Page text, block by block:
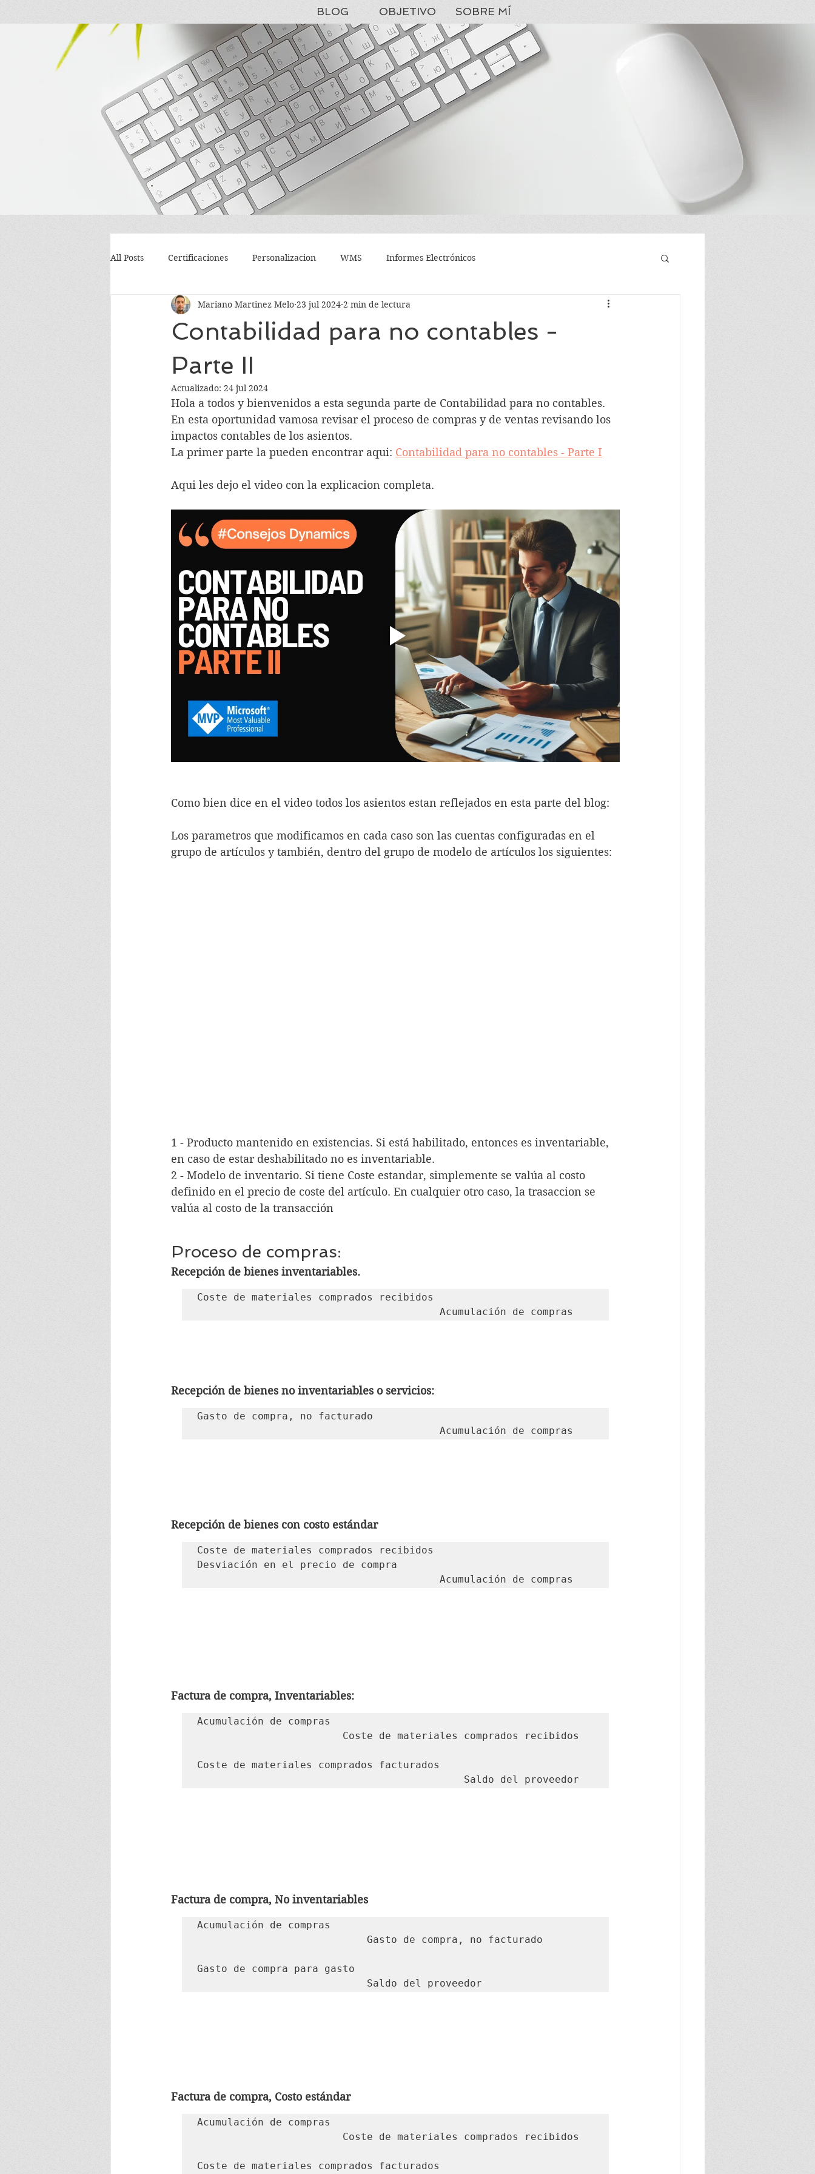
BLOG OBJETIVO SOBRE MÍ
All Posts Certificaciones Personalizacion WMS Informes Electrónicos
Contabilidad para no contables -
Parte II
Mariano Martinez Melo 23 jul 2024 2 min de lectura
Actualizado: 24 jul 2024
Hola a todos y bienvenidos a esta segunda parte de Contabilidad para no contables.
En esta oportunidad vamosa revisar el proceso de compras y de ventas revisando los
impactos contables de los asientos.
La primer parte la pueden encontrar aqui: Contabilidad para no contables - Parte I
Aqui les dejo el video con la explicacion completa.
Como bien dice en el video todos los asientos estan reflejados en esta parte del blog:
Los parametros que modificamos en cada caso son las cuentas configuradas en el
grupo de artículos y también, dentro del grupo de modelo de artículos los siguientes:
1 - Producto mantenido en existencias. Si está habilitado, entonces es inventariable,
en caso de estar deshabilitado no es inventariable.
2 - Modelo de inventario. Si tiene Coste estandar, simplemente se valúa al costo
definido en el precio de coste del artículo. En cualquier otro caso, la trasaccion se
valúa al costo de la transacción
Proceso de compras:
Recepción de bienes inventariables.
Coste de materiales comprados recibidos
										Acumulación de compras
Recepción de bienes no inventariables o servicios:
Gasto de compra, no facturado
										Acumulación de compras
Recepción de bienes con costo estándar
Coste de materiales comprados recibidos
Desviación en el precio de compra
										Acumulación de compras
Factura de compra, Inventariables:
Acumulación de compras
Coste de materiales comprados facturados
											Saldo del proveedor
Factura de compra, No inventariables
Acumulación de compras
Gasto de compra para gasto
							Saldo del proveedor
Factura de compra, Costo estándar
Acumulación de compras
Coste de materiales comprados facturados